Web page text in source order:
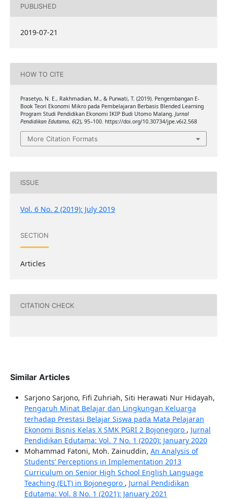
PUBLISHED
2019-07-21
HOW TO CITE
Prasetyo, N. E., Rakhmadian, M., & Purwati, T. (2019). Pengembangan E-
Book Teori Ekonomi Mikro pada Pembelajaran Berbasis Blended Learning
Program Studi Pendidikan Ekonomi IKIP Budi Utomo Malang. Jurnal
Pendidikan Edutama, 6(2), 95–100. https://doi.org/10.30734/jpe.v6i2.568
More Citation Formats
ISSUE
Vol. 6 No. 2 (2019): July 2019
SECTION
Articles
CITATION CHECK
Similar Articles
Sarjono Sarjono, Fifi Zuhriah, Siti Herawati Nur Hidayah,
Pengaruh Minat Belajar dan Lingkungan Keluarga
terhadap Prestasi Belajar Siswa pada Mata Pelajaran
Ekonomi Bisnis Kelas X SMK PGRI 2 Bojonegoro , Jurnal
Pendidikan Edutama: Vol. 7 No. 1 (2020): January 2020
Mohammad Fatoni, Moh. Zainuddin, An Analysis of
Students’ Perceptions in Implementation 2013
Curriculum on Senior High School English Language
Teaching (ELT) in Bojonegoro , Jurnal Pendidikan
Edutama: Vol. 8 No. 1 (2021): January 2021